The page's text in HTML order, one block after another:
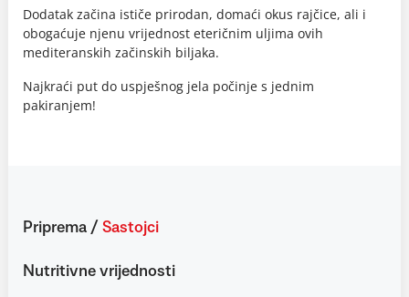
Dodatak začina ističe prirodan, domaći okus rajčice, ali i
obogaćuje njenu vrijednost eteričnim uljima ovih
mediteranskih začinskih biljaka.
Najkraći put do uspješnog jela počinje s jednim
pakiranjem!
Priprema / Sastojci
Nutritivne vrijednosti